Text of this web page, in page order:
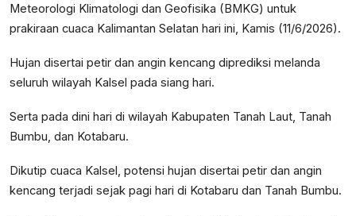
Meteorologi Klimatologi dan Geofisika (BMKG) untuk
prakiraan cuaca Kalimantan Selatan hari ini, Kamis (11/6/2026).
Hujan disertai petir dan angin kencang diprediksi melanda
seluruh wilayah Kalsel pada siang hari.
Serta pada dini hari di wilayah Kabupaten Tanah Laut, Tanah
Bumbu, dan Kotabaru.
Dikutip cuaca Kalsel, potensi hujan disertai petir dan angin
kencang terjadi sejak pagi hari di Kotabaru dan Tanah Bumbu.